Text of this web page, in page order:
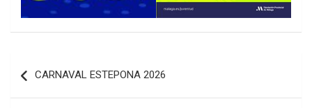
de
CARNAVAL ESTEPONA 2026